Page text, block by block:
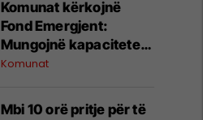
Komunat kërkojnë
Fond Emergjent:
Mungojnë kapacitetet
financiare për
dhe fatkeqësive
Komunat
Mbi 10 orë pritje për të